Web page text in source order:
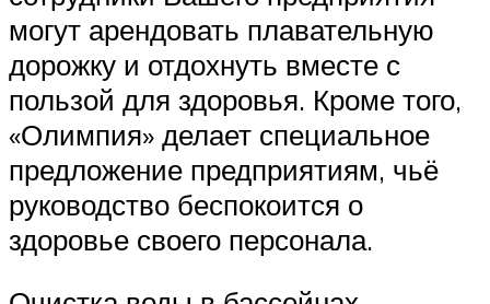
могут арендовать плавательную
дорожку и отдохнуть вместе с
пользой для здоровья. Кроме того,
«Олимпия» делает специальное
предложение предприятиям, чьё
руководство беспокоится о
здоровье своего персонала.